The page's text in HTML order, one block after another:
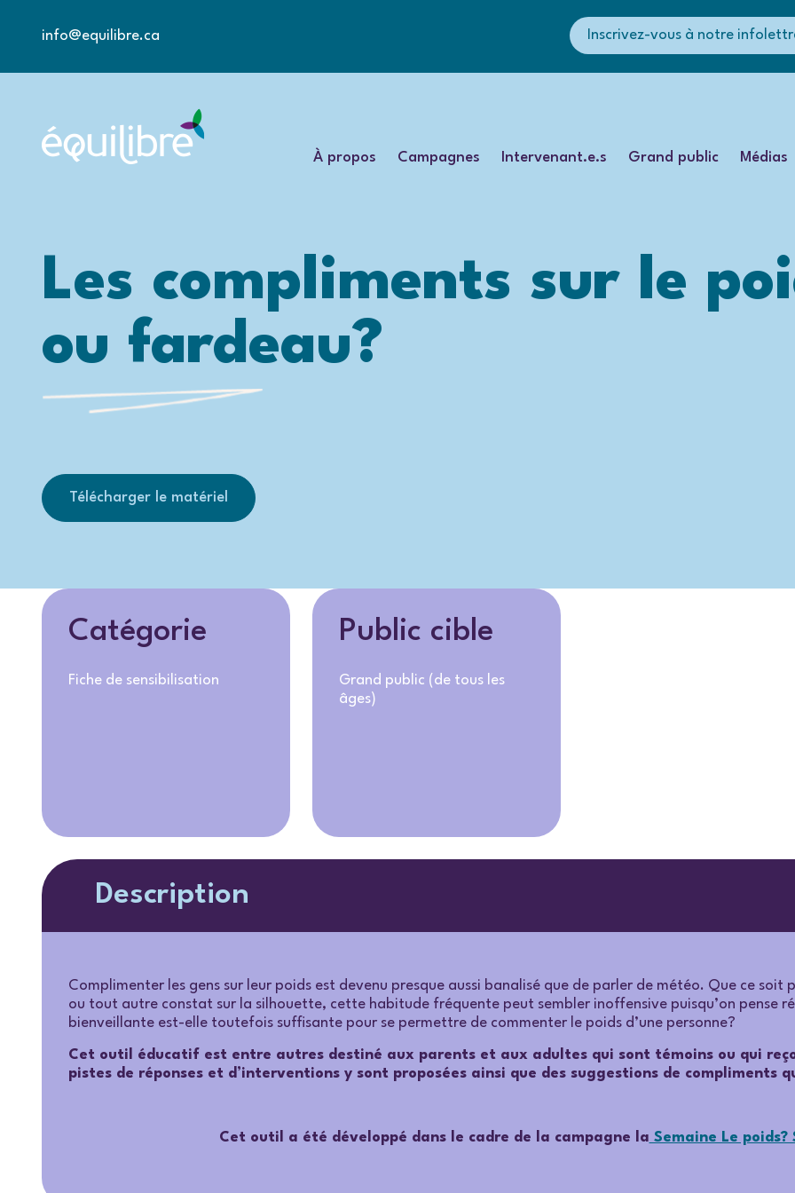
info@equilibre.ca Inscrivez-vous à notre
À propos Campagnes Intervenant.e.s Grand public Médias
Les compliments sur le
ou fardeau?
Télécharger le matériel
Catégorie
Fiche de sensibilisation
Public cible
Grand public (de tous les
âges)
Description
Complimenter les gens sur leur poids est devenu presque aussi banalisé que de parler de météo. Que ce
ou tout autre constat sur la silhouette, cette habitude fréquente peut sembler inoffensive puisqu’on pense
bienveillante est-elle toutefois suffisante pour se permettre de commenter le poids d’une personne?
Cet outil éducatif est entre autres destiné aux parents et aux adultes qui sont témoins ou qui
pistes de réponses et d’interventions y sont proposées ainsi que des suggestions de compliments
Cet outil a été développé dans le cadre de la campagne la Semaine Le